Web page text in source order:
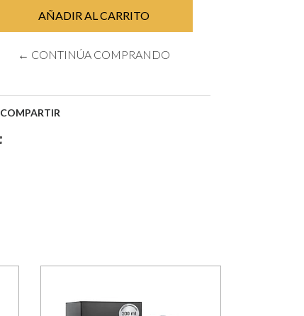
← CONTINÚA COMPRANDO
COMPARTIR